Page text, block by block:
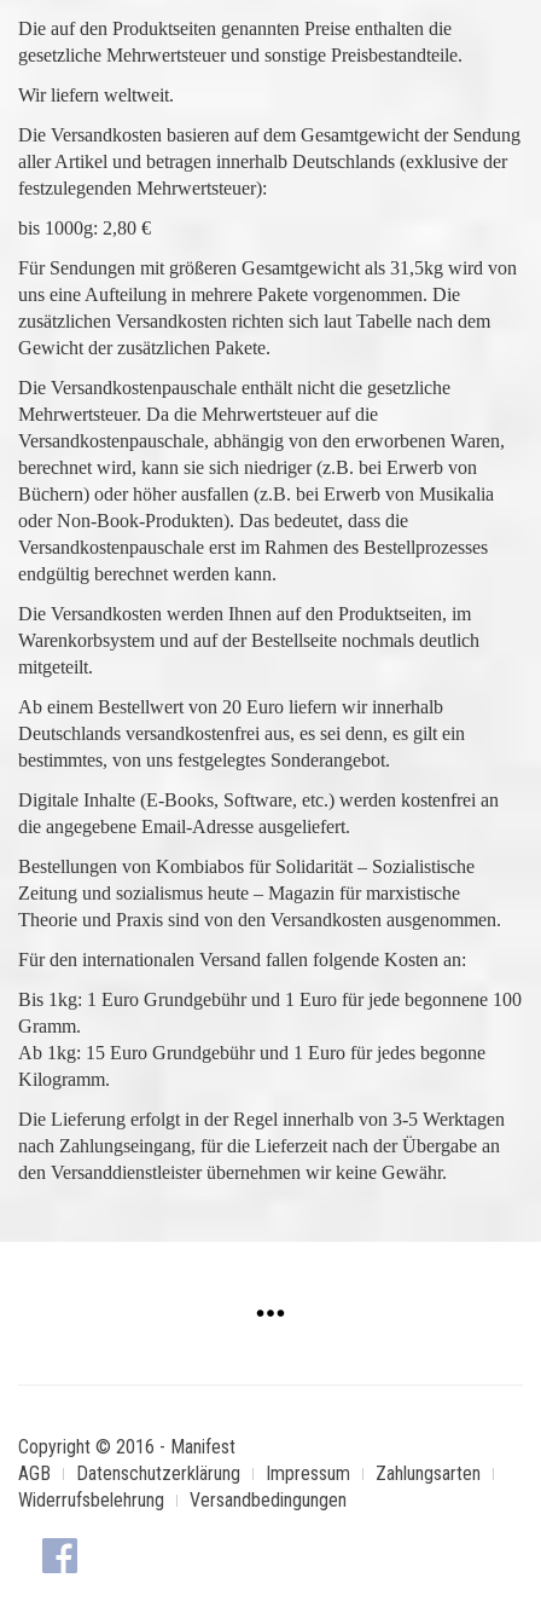
Die auf den Produktseiten genannten Preise enthalten die
gesetzliche Mehrwertsteuer und sonstige Preisbestandteile.
Wir liefern weltweit.
Die Versandkosten basieren auf dem Gesamtgewicht der Sendung
aller Artikel und betragen innerhalb Deutschlands (exklusive der
festzulegenden Mehrwertsteuer):
bis 1000g: 2,80 €
Für Sendungen mit größeren Gesamtgewicht als 31,5kg wird von
uns eine Aufteilung in mehrere Pakete vorgenommen. Die
zusätzlichen Versandkosten richten sich laut Tabelle nach dem
Gewicht der zusätzlichen Pakete.
Die Versandkostenpauschale enthält nicht die gesetzliche
Mehrwertsteuer. Da die Mehrwertsteuer auf die
Versandkostenpauschale, abhängig von den erworbenen Waren,
berechnet wird, kann sie sich niedriger (z.B. bei Erwerb von
Büchern) oder höher ausfallen (z.B. bei Erwerb von Musikalia
oder Non-Book-Produkten). Das bedeutet, dass die
Versandkostenpauschale erst im Rahmen des Bestellprozesses
endgültig berechnet werden kann.
Die Versandkosten werden Ihnen auf den Produktseiten, im
Warenkorbsystem und auf der Bestellseite nochmals deutlich
mitgeteilt.
Ab einem Bestellwert von 20 Euro liefern wir innerhalb
Deutschlands versandkostenfrei aus, es sei denn, es gilt ein
bestimmtes, von uns festgelegtes Sonderangebot.
Digitale Inhalte (E-Books, Software, etc.) werden kostenfrei an
die angegebene Email-Adresse ausgeliefert.
Bestellungen von Kombiabos für Solidarität – Sozialistische
Zeitung und sozialismus heute – Magazin für marxistische
Theorie und Praxis sind von den Versandkosten ausgenommen.
Für den internationalen Versand fallen folgende Kosten an:
Bis 1kg: 1 Euro Grundgebühr und 1 Euro für jede begonnene 100
Gramm.
Ab 1kg: 15 Euro Grundgebühr und 1 Euro für jedes begonne
Kilogramm.
Die Lieferung erfolgt in der Regel innerhalb von 3-5 Werktagen
nach Zahlungseingang, für die Lieferzeit nach der Übergabe an
den Versanddienstleister übernehmen wir keine Gewähr.
Copyright © 2016 - Manifest
AGB
Datenschutzerklärung Impressum
Zahlungsarten
Widerrufsbelehrung
Versandbedingungen